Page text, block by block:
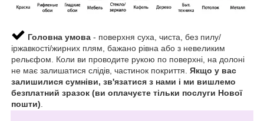
Головна умова - поверхня суха, чиста, без пилу/
іржавкості/жирних плям, бажано рівна або з невеликим
рельєфом. Коли ви проводите рукою по поверхні, на долоні
не має залишатися слідів, частинок покриття. Якщо у вас
залишилися сумніви, зв'язатися з нами і ми вишлемо
безплатний зразок (ви оплачуєте тільки послуги Нової
пошти).